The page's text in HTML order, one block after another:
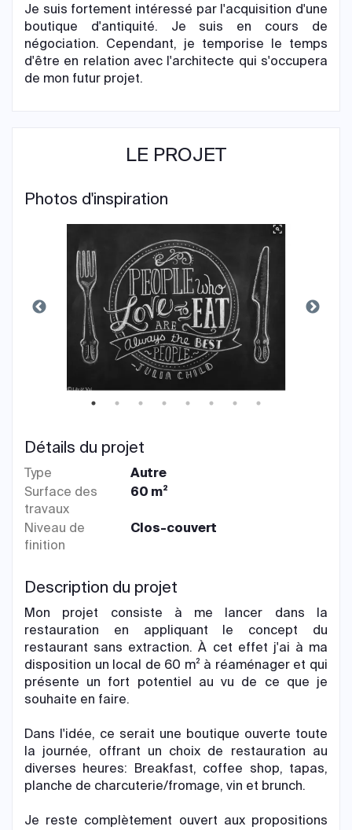
Je suis fortement intéressé par l'acquisition d'une
boutique d'antiquité. Je suis en cours de
négociation. Cependant, je temporise le temps
d'être en relation avec l'architecte qui s'occupera
de mon futur projet.
LE PROJET
Photos d'inspiration
Détails du projet
Type
Autre
Surface des
travaux
60 m²
Niveau de
finition
Clos-couvert
Description du projet
Mon projet consiste à me lancer dans la
restauration en appliquant le concept du
restaurant sans extraction. À cet effet j'ai à ma
disposition un local de 60 m² à réaménager et qui
présente un fort potentiel au vu de ce que je
souhaite en faire.
Dans l'idée, ce serait une boutique ouverte toute
la journée, offrant un choix de restauration au
diverses heures: Breakfast, coffee shop, tapas,
planche de charcuterie/fromage, vin et brunch.
Je reste complètement ouvert aux propositions